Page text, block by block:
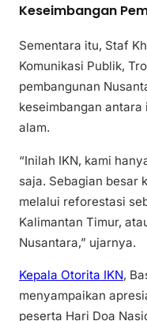
Keseimbangan
Sementara itu, Staf
Komunikasi Publik,
pembangunan
keseimbangan
alam.
“Inilah IKN, kami
saja. Sebagian besar
melalui reforestasi
Kalimantan Timur,
Nusantara,” ujarnya.
Kepala Otorita IKN,
menyampaikan
peserta Hari Doa